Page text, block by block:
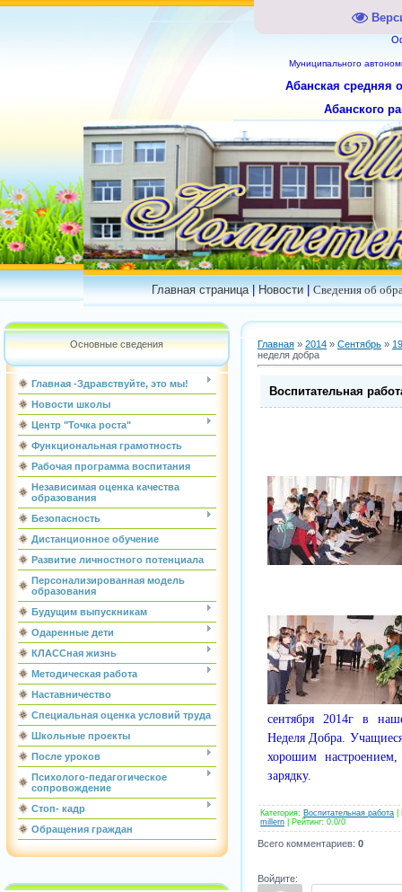
Муниципального
Абанская средняя
Абанского
Главная страница|Новости|Сведения об
Основные сведения
Главная -Здравствуйте, это мы!
Новости школы
Центр "Точка роста"
Функциональная грамотность
Рабочая программа воспитания
Независимая оценка качества
образования
Безопасность
Дистанционное обучение
Развитие личностного потенциала
Персонализированная модель
образования
Будущим выпускникам
Одаренные дети
КЛАССная жизнь
Методическая работа
Наставничество
Специальная оценка условий труда
Школьные проекты
После уроков
Психолого-педагогическое
сопровождение
Стоп- кадр
Обращения граждан
Главная » 2014 » Сентябрь » 19
неделя добра
Воспитательная
сентября 2014г в
Неделя Добра.
хорошим
зарядку.
Категория: Воспитательная работа
millern
Рейтинг: 0.0/0
Всего комментариев: 0
Войдите: